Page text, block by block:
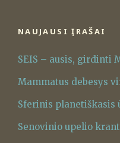
NAUJAUSI ĮRAŠAI
SEIS – ausis, girdinti
Mammatus debesys
Sferinis planetiškasis
Senovinio upelio